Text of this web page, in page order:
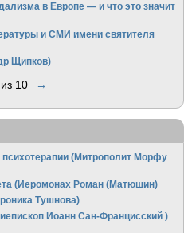
в Европе — и что это значит
и СМИ имени святителя
Щипков)
10 →
(Митрополит Морфу
(Иеромонах Роман (Матюшин)
Тушнова)
Иоанн Сан-Францисский )